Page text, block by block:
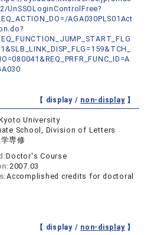
UnSSOLoginControlFree?
AGA030PLS01Act
【 display / non-display】
University
School, Division of Letters
専修
Doctor's Course
2007.03
Accomplished credits for doctoral
【 display / non-display】